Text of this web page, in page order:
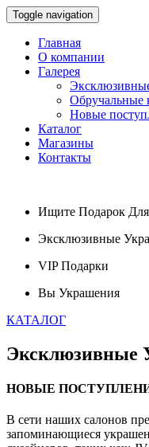
Toggle navigation
Главная
О компании
Галерея
Обручальные
Новые
Каталог
Магазины
Контакты
Ищите Подарок
Эксклюзивные
VIPПодарки
Вы Украшения
КАТАЛОГ
Эксклюзивные
НОВЫЕ
В сети наших салонов
запоминающиеся